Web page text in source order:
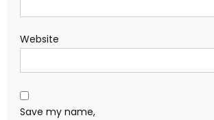
Website
Save my name,